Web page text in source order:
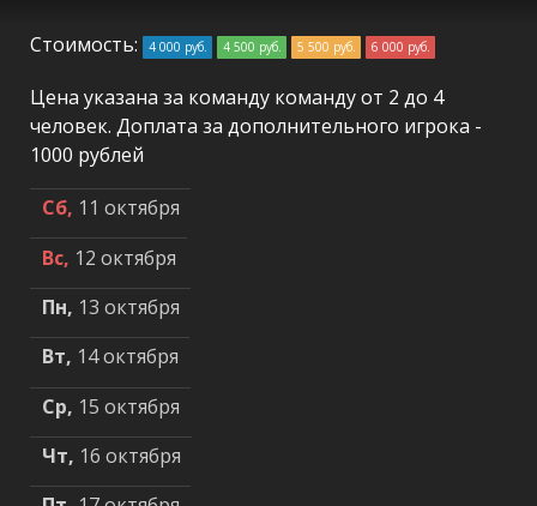
Стоимость: 4 000 руб. 4 500 руб. 5 500 руб. 6 000 руб.
Цена указана за команду команду от 2 до 4
человек. Доплата за дополнительного игрока -
1000 рублей
Сб, 11 октября
Вс, 12 октября
Пн, 13 октября
Вт, 14 октября
Ср, 15 октября
Чт, 16 октября